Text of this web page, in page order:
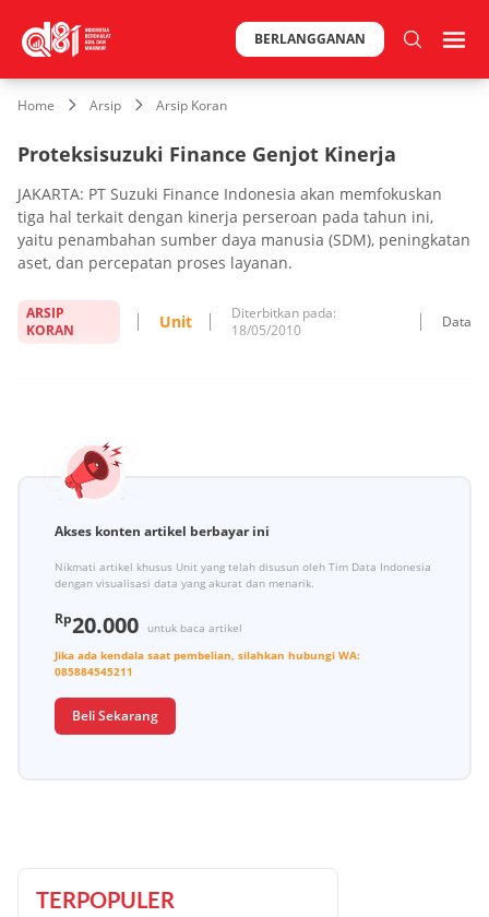
BERLANGGANAN
Home Arsip Arsip Koran
Proteksisuzuki Finance Genjot Kinerja
JAKARTA: PT Suzuki Finance Indonesia akan memfokuskan
tiga hal terkait dengan kinerja perseroan pada tahun ini,
yaitu penambahan sumber daya manusia (SDM), peningkatan
aset, dan percepatan proses layanan.
ARSIP
KORAN
Unit
Diterbitkan pada:
18/05/2010
Data
Akses konten artikel berbayar ini
Nikmati artikel khusus Unit yang telah disusun oleh Tim Data Indonesia
dengan visualisasi data yang akurat dan menarik.
Rp20.000
untuk baca artikel
Jika ada kendala saat pembelian, silahkan hubungi WA:
085884545211
Beli Sekarang
TERPOPULER